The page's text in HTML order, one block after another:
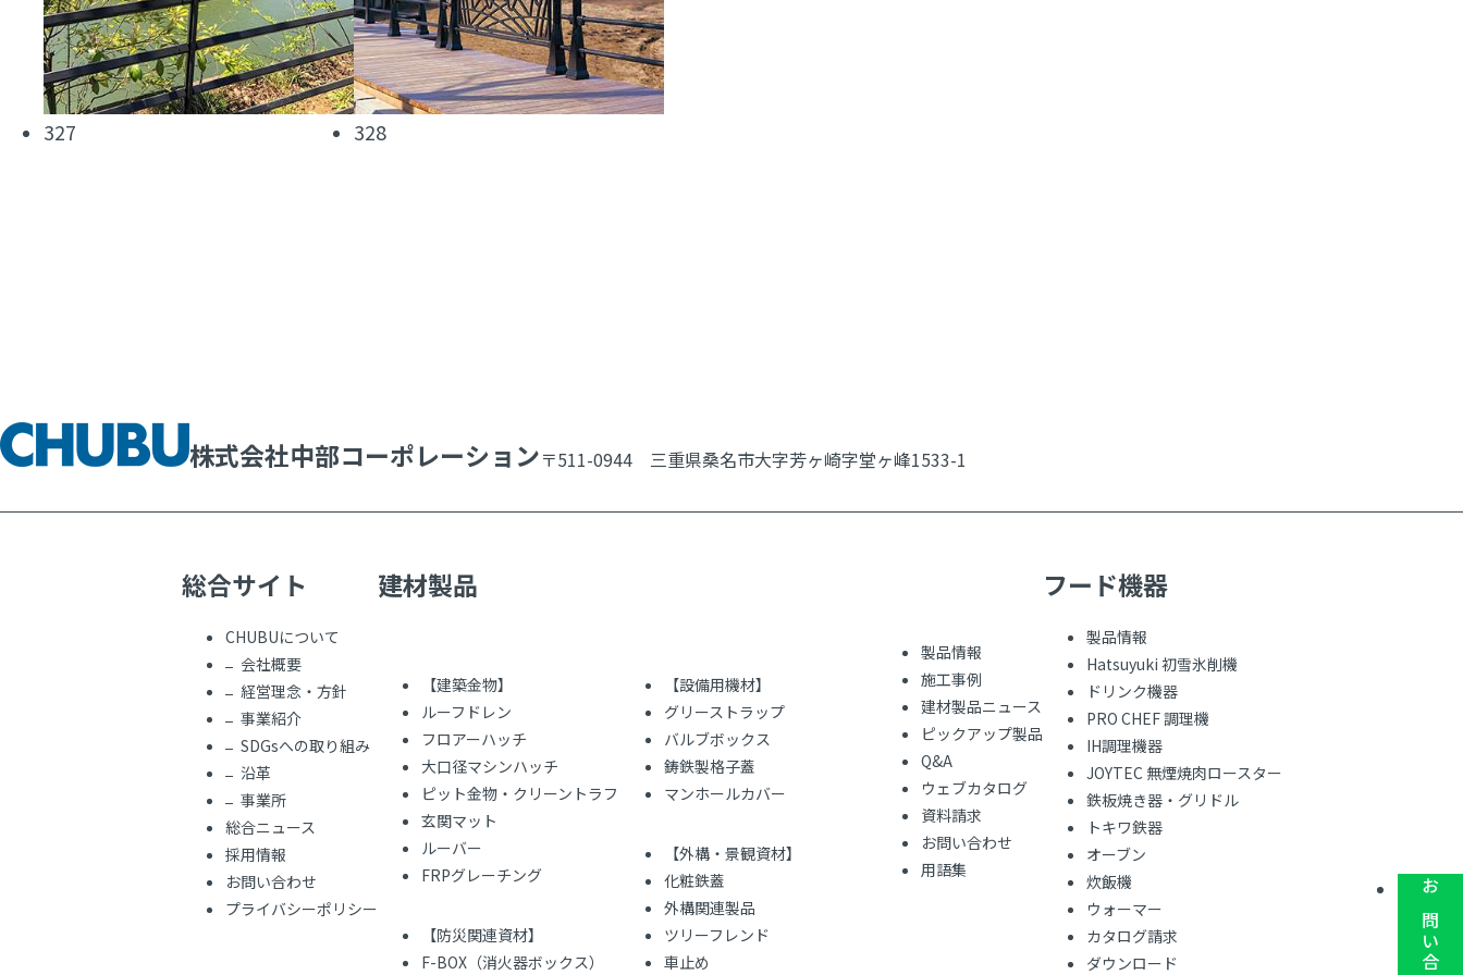
327 328
株式会社中部コーポレーション〒511-0944 三重県桑名市大字芳ヶ崎字堂ヶ峰1533-1
総合サイト
CHUBUについて
会社概要
経営理念・方針
事業紹介
SDGsへの取り組み
沿革
事業所
総合ニュース
採用情報
お問い合わせ
プライバシーポリシー
建材製品
【建築金物】
ルーフドレン
フロアーハッチ
大口径マシンハッチ
ピット金物・クリーントラフ
玄関マット
ルーバー
FRPグレーチング
【防災関連資材】
F-BOX（消火器ボックス）
【設備用機材】
グリーストラップ
バルブボックス
鋳鉄製格子蓋
マンホールカバー
【外構・景観資材】
化粧鉄蓋
外構関連製品
ツリーフレンド
車止め
製品情報
施工事例
建材製品ニュース
ピックアップ製品
Q&A
ウェブカタログ
資料請求
お問い合わせ
用語集
フード機器
製品情報
Hatsuyuki 初雪氷削機
ドリンク機器
PRO CHEF 調理機
IH調理機器
JOYTEC 無煙焼肉ロースター
鉄板焼き器・グリドル
トキワ鉄器
オーブン
炊飯機
ウォーマー
カタログ請求
ダウンロード